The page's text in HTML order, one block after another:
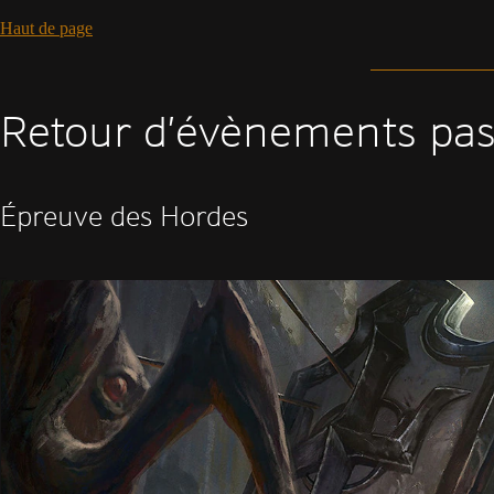
Haut de page
Retour d’évènements
Épreuve des Hordes